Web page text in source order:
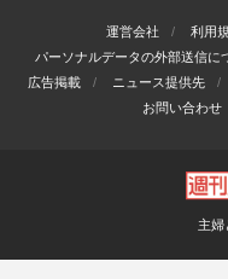
運営会社 利用
パーソナルデータの外部送信に
広告掲載
ニュース提供先
お問い合わせ
主婦